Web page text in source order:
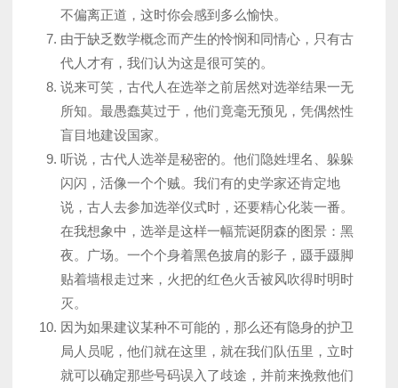
不偏离正道，这时你会感到多么愉快。
由于缺乏数学概念而产生的怜悯和同情心，只有古
代人才有，我们认为这是很可笑的。
说来可笑，古代人在选举之前居然对选举结果一无
所知。最愚蠢莫过于，他们竟毫无预见，凭偶然性
盲目地建设国家。
听说，古代人选举是秘密的。他们隐姓埋名、躲躲
闪闪，活像一个个贼。我们有的史学家还肯定地
说，古人去参加选举仪式时，还要精心化装一番。
在我想象中，选举是这样一幅荒诞阴森的图景：黑
夜。广场。一个个身着黑色披肩的影子，蹑手蹑脚
贴着墙根走过来，火把的红色火舌被风吹得时明时
灭。
因为如果建议某种不可能的，那么还有隐身的护卫
局人员呢，他们就在这里，就在我们队伍里，立时
就可以确定那些号码误入了歧途，并前来挽救他们